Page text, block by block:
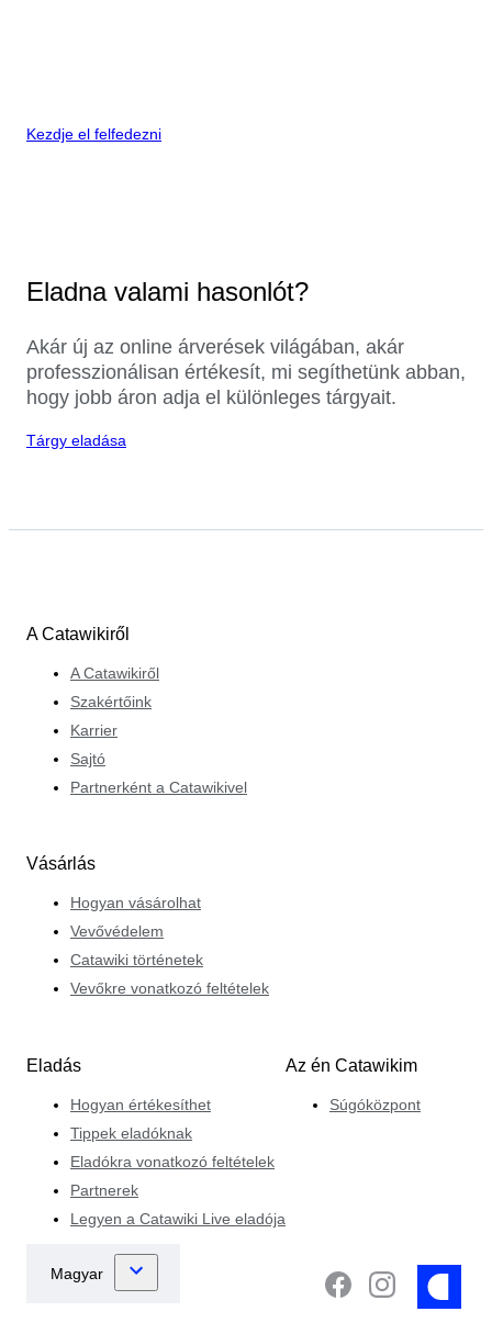
Kezdje el felfedezni
Eladna valami hasonlót?
Akár új az online árverések világában, akár
professzionálisan értékesít, mi segíthetünk abban,
hogy jobb áron adja el különleges tárgyait.
Tárgy eladása
A Catawikiről
A Catawikiről
Szakértőink
Karrier
Sajtó
Partnerként a Catawikivel
Vásárlás
Hogyan vásárolhat
Vevővédelem
Catawiki történetek
Vevőkre vonatkozó feltételek
Eladás
Hogyan értékesíthet
Tippek eladóknak
Eladókra vonatkozó feltételek
Partnerek
Legyen a Catawiki Live eladója
Az én Catawikim
Súgóközpont